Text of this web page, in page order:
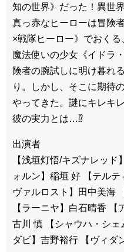
知の世界》だった！異世
真っ赤なヒーローは冒険
×戦隊ヒーロー》でおく
魔法使いの少女《イドラ
険者の腕試しに明け暮れ
り。しかし、そこに期待
やってきた。謎にキレキ
彼の実力とは…⁉
出演者
【浅垣灯悟/キズナレッ
ォルン】稲垣 好 【テル
ヴァルロスト】田中美海
【ラーニヤ】白石晴香 【
古川 慎 【シャウハ・シ
ダビ】吉野裕行 【ヴィダ